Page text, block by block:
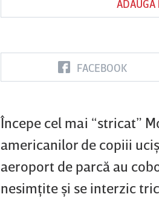
ADAUGĂ
FACEBOOK
Începe cel mai “stricat”
americanilor de copiii
aeroport de parcă au
nesimţite şi se interzic
Vs